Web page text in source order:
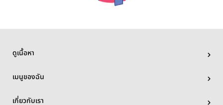
ดูเนื้อหา
เมนูของฉัน
เกี่ยวกับเรา